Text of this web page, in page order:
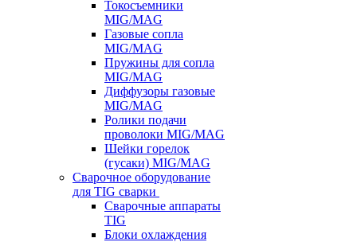
Токосъемники
MIG/MAG
Газовые сопла
MIG/MAG
Пружины для сопла
MIG/MAG
Диффузоры газовые
MIG/MAG
Ролики подачи
проволоки MIG/MAG
Шейки горелок
(гусаки) MIG/MAG
Сварочное оборудование
для TIG сварки
Сварочные аппараты
TIG
Блоки охлаждения